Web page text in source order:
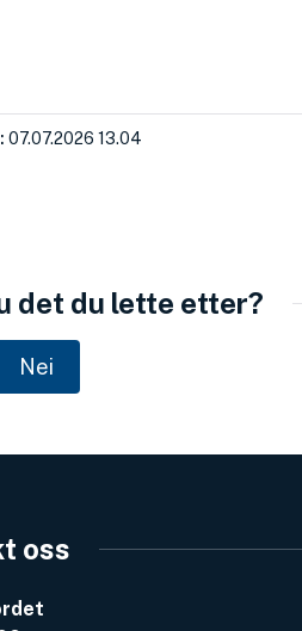
07.07.2026 13.04
det du lette etter?
Nei
oss